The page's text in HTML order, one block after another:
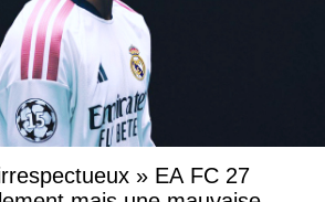
» EA FC 27